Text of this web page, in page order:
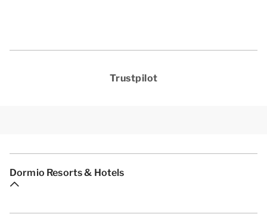
Trustpilot
Dormio Resorts & Hotels